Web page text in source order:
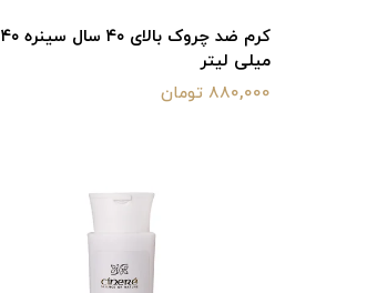
کرم ضد چروک بالای ۴۰ سال سینره ۴۰
میلی لیتر
880,000 تومان